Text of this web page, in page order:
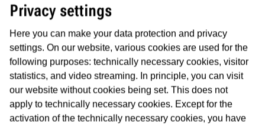
Train Control“-Technologie („CBTC“), die das Fahren im
„wandernden Raumabstand“ ermöglicht. Das bedeutet,
dass die Züge im Tunnel nicht mehr in Blockabschnitten,
sondern automatisiert im absoluten Bremswegabstand
zueinander fahren.
Züge können so in kürzeren Abständen fahren, was
wiederum eine deutliche Angebots-Ausweitung der VGF
möglich macht, ohne Strecken oder Stationen um- oder
neu zu bauen. Durch das neue System wird die
Privacy settings
Here you can make your data protection and privacy
settings. On our website, various cookies are used for the
following purposes: technically necessary cookies, visitor
statistics, and video streaming. In principle, you can visit
our website without cookies being set. This does not
apply to technically necessary cookies. Except for the
activation of the technically necessary cookies, you have